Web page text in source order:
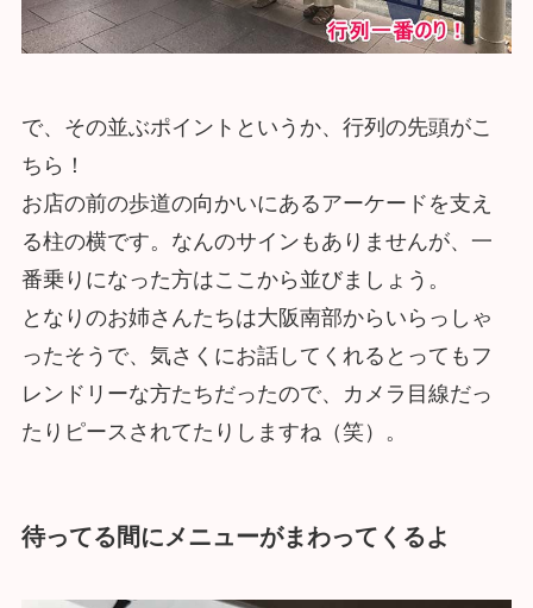
で、その並ぶポイントというか、行列の先頭がこ
ちら！
お店の前の歩道の向かいにあるアーケードを支え
る柱の横です。なんのサインもありませんが、一
番乗りになった方はここから並びましょう。
となりのお姉さんたちは大阪南部からいらっしゃ
ったそうで、気さくにお話してくれるとってもフ
レンドリーな方たちだったので、カメラ目線だっ
たりピースされてたりしますね（笑）。
待ってる間にメニューがまわってくるよ